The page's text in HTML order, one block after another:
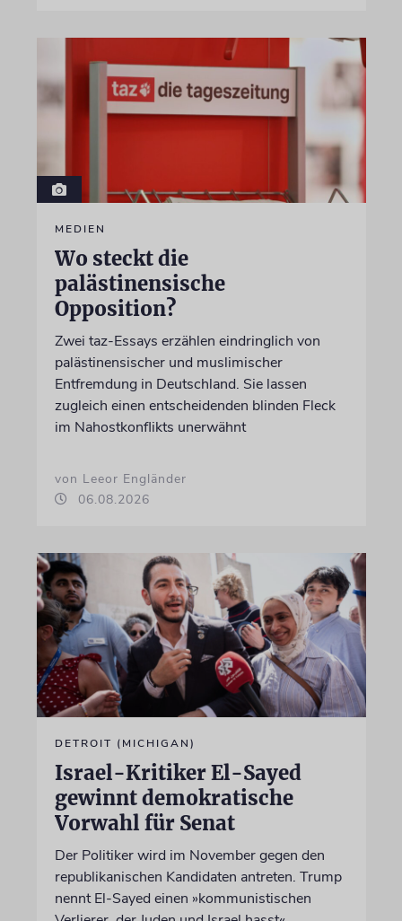
MEDIEN
Wo steckt die
palästinensische
Opposition?
Zwei taz-Essays erzählen eindringlich von
palästinensischer und muslimischer
Entfremdung in Deutschland. Sie lassen
zugleich einen entscheidenden blinden Fleck
im Nahostkonflikts unerwähnt
von Leeor Engländer
06.08.2026
DETROIT (MICHIGAN)
Israel-Kritiker El-Sayed
gewinnt demokratische
Vorwahl für Senat
Der Politiker wird im November gegen den
republikanischen Kandidaten antreten. Trump
nennt El-Sayed einen »kommunistischen